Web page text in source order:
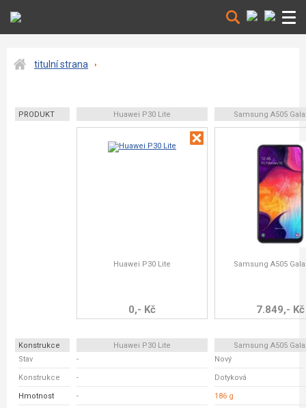
titulní strana
PRODUKT Huawei P30 Lite Samsung A505
Huawei P30 Lite
0,- Kč
Samsung A505
7.849,- Kč
Konstrukce Huawei P30 Lite
Samsung A505
Stav
- Nový
Konstrukce - Dotyková
Hmotnost - 186 g